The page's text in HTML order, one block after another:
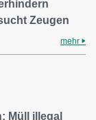
Zeugen
mehr
Müll illegal